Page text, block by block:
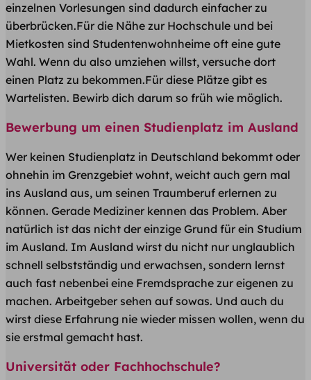
einzelnen Vorlesungen sind dadurch einfacher zu
überbrücken.Für die Nähe zur Hochschule und bei
Mietkosten sind Studentenwohnheime oft eine gute
Wahl. Wenn du also umziehen willst, versuche dort
einen Platz zu bekommen.Für diese Plätze gibt es
Wartelisten. Bewirb dich darum so früh wie möglich.
Bewerbung um einen Studienplatz im Ausland
Wer keinen Studienplatz in Deutschland bekommt oder
ohnehin im Grenzgebiet wohnt, weicht auch gern mal
ins Ausland aus, um seinen Traumberuf erlernen zu
können. Gerade Mediziner kennen das Problem. Aber
natürlich ist das nicht der einzige Grund für ein Studium
im Ausland. Im Ausland wirst du nicht nur unglaublich
schnell selbstständig und erwachsen, sondern lernst
auch fast nebenbei eine Fremdsprache zur eigenen zu
machen. Arbeitgeber sehen auf sowas. Und auch du
wirst diese Erfahrung nie wieder missen wollen, wenn du
sie erstmal gemacht hast.
Universität oder Fachhochschule?